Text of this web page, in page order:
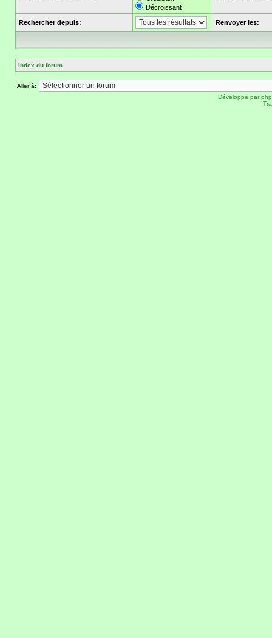
Décroissant
Rechercher depuis: Renvoyer les:
Index du forum
Aller à:
Développé par